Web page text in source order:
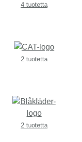
4 tuotetta
2 tuotetta
2 tuotetta